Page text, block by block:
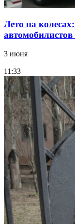
Лето на
3 июня
11:33